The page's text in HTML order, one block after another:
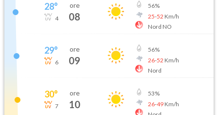
28°
4
ore
08
56%
25-52 Km/h
Nord NO
29°
6
ore
09
56%
26-52 Km/h
Nord
30°
7
ore
10
53%
26-49Km/h